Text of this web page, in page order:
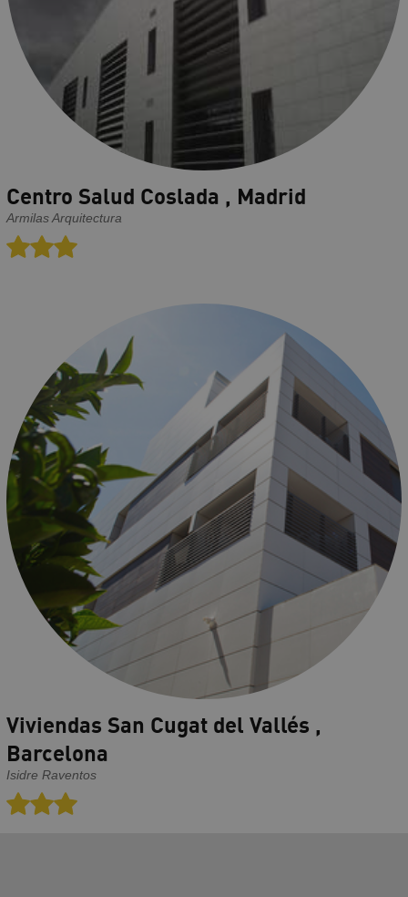
Centro Salud Coslada , Madrid
Armilas Arquitectura
Viviendas San Cugat del Vallés ,
Barcelona
Isidre Raventos